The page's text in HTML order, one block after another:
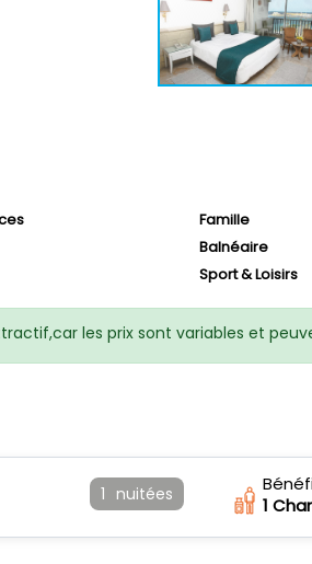
Famille
Balnéaire
Sport & Loisirs
les prix sont variables et
1 nuitées
1